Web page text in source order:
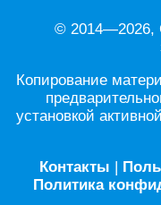
© 2014—2026,
Копирование
установкой
Контакты
Политика